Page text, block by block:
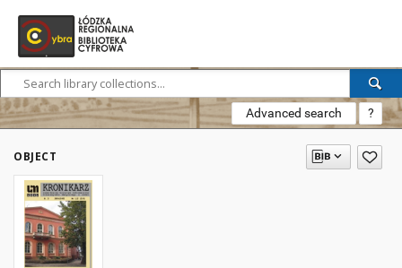
Advanced search ?
OBJECT